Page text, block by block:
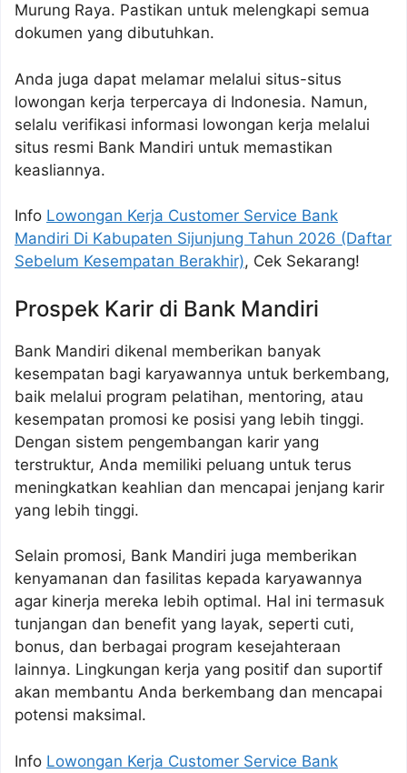
Murung Raya. Pastikan untuk melengkapi semua
dokumen yang dibutuhkan.
Anda juga dapat melamar melalui situs-situs
lowongan kerja terpercaya di Indonesia. Namun,
selalu verifikasi informasi lowongan kerja melalui
situs resmi Bank Mandiri untuk memastikan
keasliannya.
Info Lowongan Kerja Customer Service Bank
Mandiri Di Kabupaten Sijunjung Tahun 2026 (Daftar
Sebelum Kesempatan Berakhir), Cek Sekarang!
Prospek Karir di Bank Mandiri
Bank Mandiri dikenal memberikan banyak
kesempatan bagi karyawannya untuk berkembang,
baik melalui program pelatihan, mentoring, atau
kesempatan promosi ke posisi yang lebih tinggi.
Dengan sistem pengembangan karir yang
terstruktur, Anda memiliki peluang untuk terus
meningkatkan keahlian dan mencapai jenjang karir
yang lebih tinggi.
Selain promosi, Bank Mandiri juga memberikan
kenyamanan dan fasilitas kepada karyawannya
agar kinerja mereka lebih optimal. Hal ini termasuk
tunjangan dan benefit yang layak, seperti cuti,
bonus, dan berbagai program kesejahteraan
lainnya. Lingkungan kerja yang positif dan suportif
akan membantu Anda berkembang dan mencapai
potensi maksimal.
Info Lowongan Kerja Customer Service Bank